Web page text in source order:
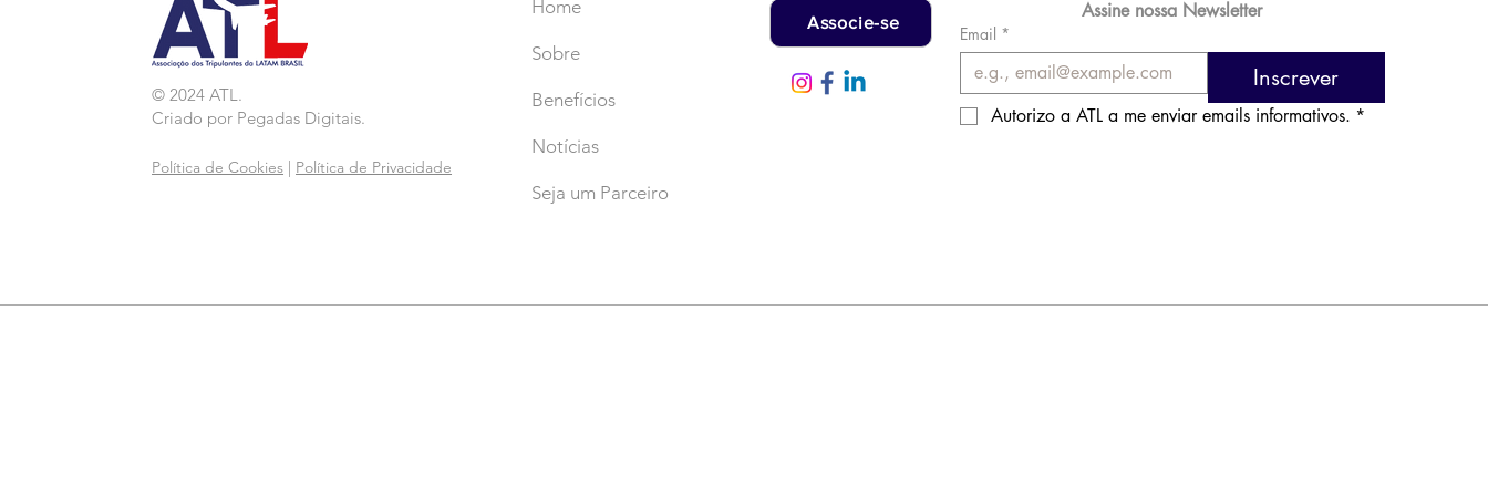
© 2024 ATL.
Criado por Pegadas Digitais.
Política de Cookies Política de Privacidade
Home
Sobre
Benefícios
Notícias
Seja um Parceiro
Associe-se
Assine nossa Newsletter
Email *
Inscrever
Autorizo a ATL a me enviar emails informativos. *